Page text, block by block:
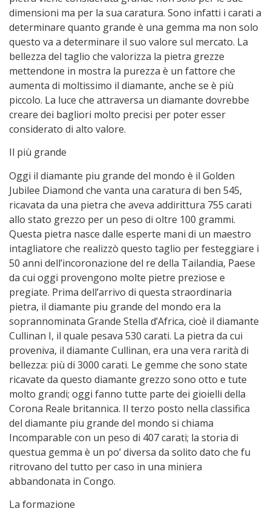
dimensioni ma per la sua caratura. Sono infatti i carati a
determinare quanto grande è una gemma ma non solo
questo va a determinare il suo valore sul mercato. La
bellezza del taglio che valorizza la pietra grezze
mettendone in mostra la purezza è un fattore che
aumenta di moltissimo il diamante, anche se è più
piccolo. La luce che attraversa un diamante dovrebbe
creare dei bagliori molto precisi per poter esser
considerato di alto valore.
Il più grande
Oggi il diamante piu grande del mondo è il Golden
Jubilee Diamond che vanta una caratura di ben 545,
ricavata da una pietra che aveva addirittura 755 carati
allo stato grezzo per un peso di oltre 100 grammi.
Questa pietra nasce dalle esperte mani di un maestro
intagliatore che realizzò questo taglio per festeggiare i
50 anni dell’incoronazione del re della Tailandia, Paese
da cui oggi provengono molte pietre preziose e
pregiate. Prima dell’arrivo di questa straordinaria
pietra, il diamante piu grande del mondo era la
soprannominata Grande Stella d’Africa, cioè il diamante
Cullinan I, il quale pesava 530 carati. La pietra da cui
proveniva, il diamante Cullinan, era una vera rarità di
bellezza: più di 3000 carati. Le gemme che sono state
ricavate da questo diamante grezzo sono otto e tute
molto grandi; oggi fanno tutte parte dei gioielli della
Corona Reale britannica. Il terzo posto nella classifica
del diamante piu grande del mondo si chiama
Incomparable con un peso di 407 carati; la storia di
questua gemma è un po’ diversa da solito dato che fu
ritrovano del tutto per caso in una miniera
abbandonata in Congo.
La formazione